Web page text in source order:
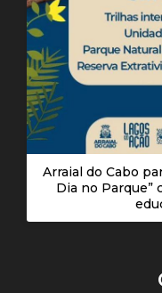
Arraial do Cabo
Dia no Parque”